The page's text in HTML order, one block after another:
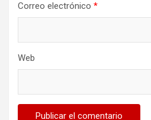
Correo electrónico *
Web